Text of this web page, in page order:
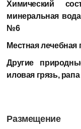
Химический
минеральная
№6
Местная лечебная
Другие
иловая грязь,
Размещение